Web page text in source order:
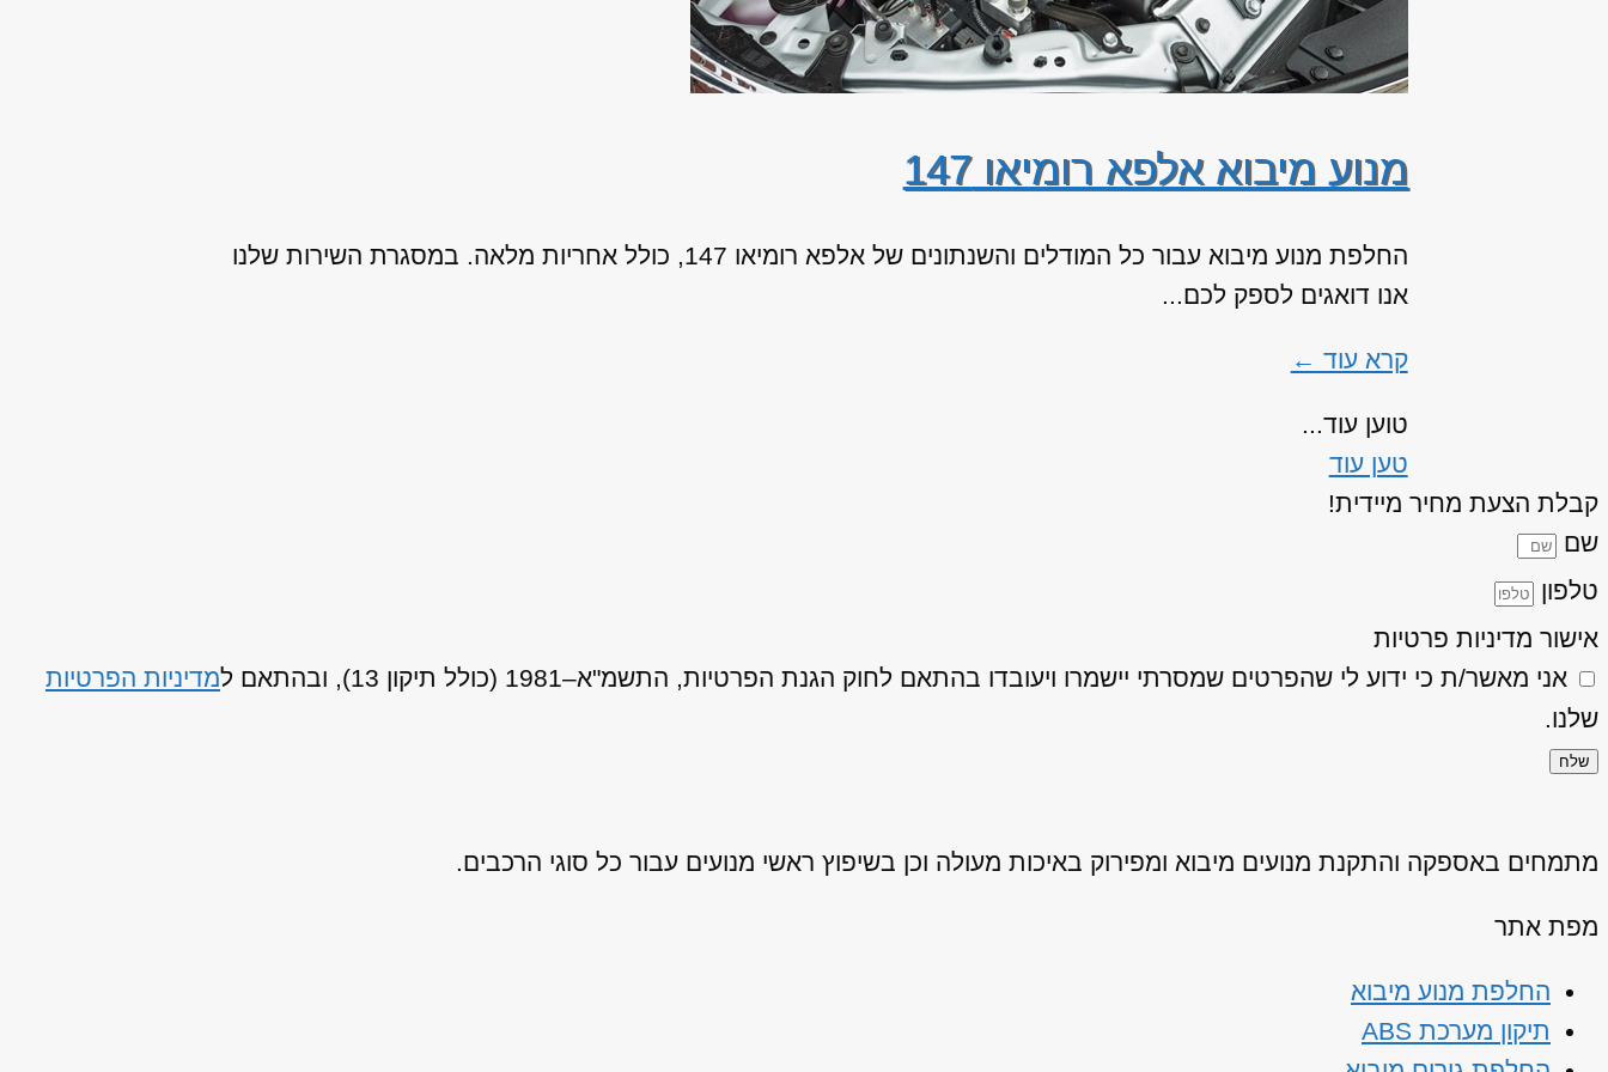
מנוע מיבוא אלפא רומיאו 147
החלפת מנוע מיבוא עבור כל המודלים והשנתונים של אלפא רומיאו 147, כולל אחריות מלאה. במסגרת השירות שלנו
אנו דואגים לספק לכם...
קרא עוד ←
טוען עוד...
טען עוד
קבלת הצעת מחיר מיידית!
שם
טלפון
אישור מדיניות פרטיות
אני מאשר/ת כי ידוע לי שהפרטים שמסרתי יישמרו ויעובדו בהתאם לחוק הגנת הפרטיות, התשמ"א–1981 (כולל תיקון 13), ובהתאם ל
מדיניות הפרטיות
שלנו.
שלח
מתמחים באספקה והתקנת מנועים מיבוא ומפירוק באיכות מעולה וכן בשיפוץ ראשי מנועים עבור כל סוגי הרכבים.
מפת אתר
החלפת מנוע מיבוא
תיקון מערכת ABS